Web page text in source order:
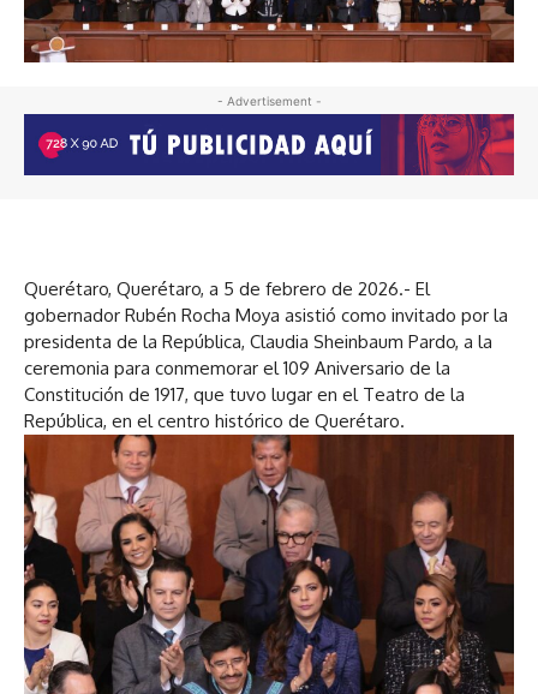
- Advertisement -
Querétaro, Querétaro, a 5 de febrero de 2026.- El
gobernador Rubén Rocha Moya asistió como invitado por la
presidenta de la República, Claudia Sheinbaum Pardo, a la
ceremonia para conmemorar el 109 Aniversario de la
Constitución de 1917, que tuvo lugar en el Teatro de la
República, en el centro histórico de Querétaro.